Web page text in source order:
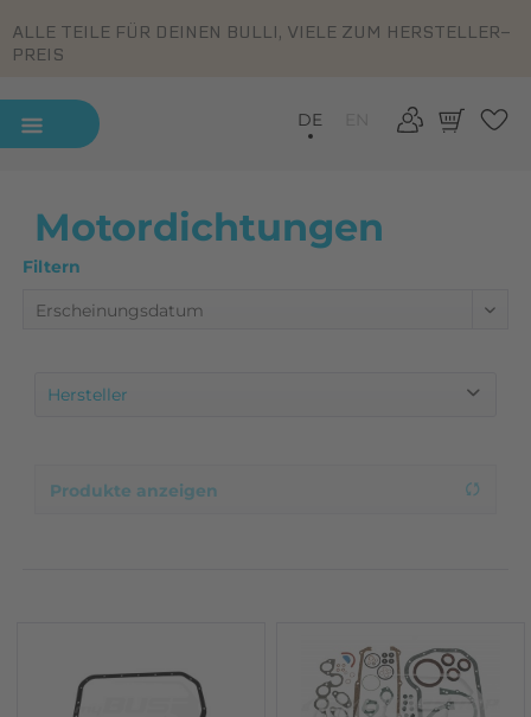
ALLE TEILE FÜR DEINEN BULLI, VIELE ZUM HERSTELLER-
PREIS
DE
Motordichtungen
Filtern
Hersteller
Elring
Produkte anzeigen